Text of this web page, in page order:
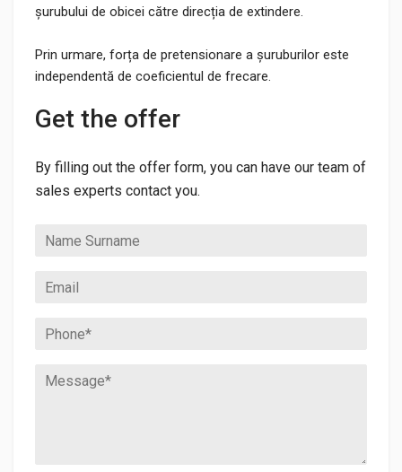
șurubului de obicei către direcția de extindere.
Prin urmare, forța de pretensionare a șuruburilor este
independentă de coeficientul de frecare.
Get the offer
By filling out the offer form, you can have our team of
sales experts contact you.